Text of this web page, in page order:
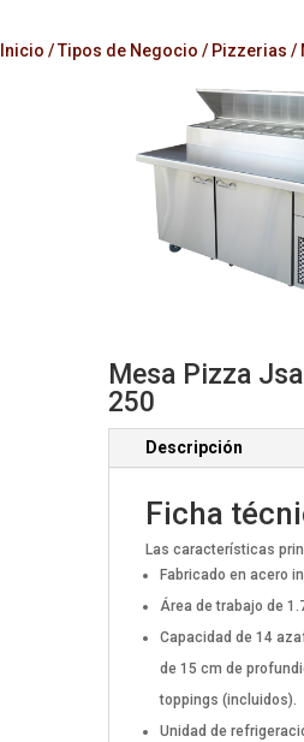
Inicio /Tipos de Negocio / Pizzerias /
Mesa Pizza
250
Descripción
Ficha
Las características
Fabricado en acero
Área de trabajo de
Capacidad de 14
de 15 cm de
toppings (incluidos).
Unidad de